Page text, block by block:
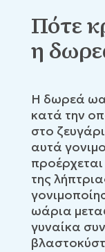
Πότε
η
Η δωρεά
κατά την
στο
αυτά
της
ωάρια
γυναίκα